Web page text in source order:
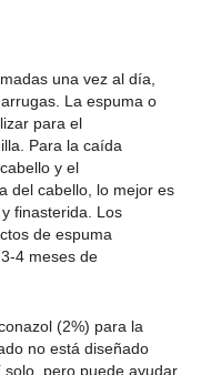
una vez al día,
La espuma o
para el
Para la caída
y el
del cabello, lo mejor es
finasterida. Los
de espuma
4 meses de
(2%) para la
no está diseñado
pero puede ayudar